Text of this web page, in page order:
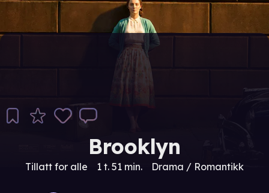
Brooklyn
Tillatt for alle 1 t. 51 min. Drama / Romantikk